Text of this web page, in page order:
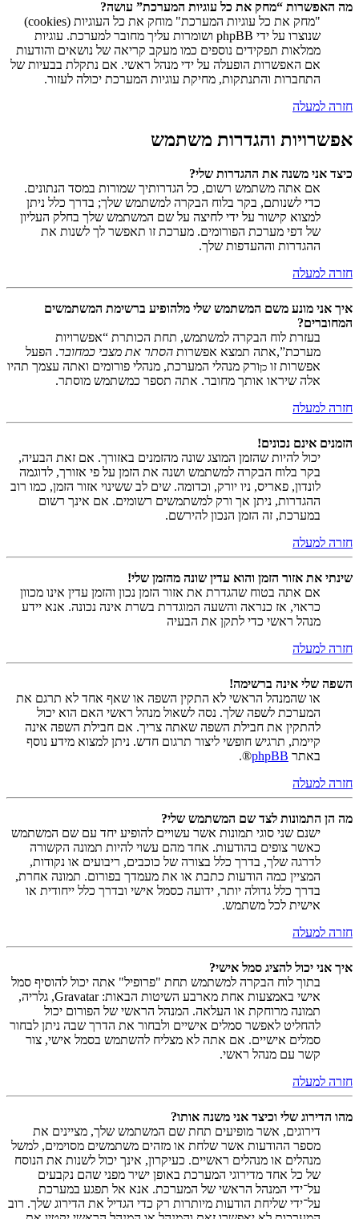
מה האפשרות “מחק את כל עוגיות המערכת” עושה?
"מחק את כל עוגיות המערכת" מוחק את כל העוגיות (cookies)
שנוצרו על ידי phpBB ושומרות עליך מחובר למערכת. עוגיות
ממלאות תפקידים נוספים כמו מעקב קריאה של נושאים והודעות
אם האפשרות הופעלה על ידי מנהל ראשי. אם נתקלת בבעיות של
התחברות והתנתקות, מחיקת עוגיות המערכת יכולה לעזור.
חזרה למעלה
אפשרויות והגדרות משתמש
כיצד אני משנה את ההגדרות שלי?
אם אתה משתמש רשום, כל הגדרותיך שמורות במסד הנתונים.
כדי לשנותם, בקר בלוח הבקרה למשתמש שלך; בדרך כלל ניתן
למצוא קישור על ידי לחיצה על שם המשתמש שלך בחלק העליון
של דפי מערכת הפורומים. מערכת זו תאפשר לך לשנות את
ההגדרות וההעדפות שלך.
חזרה למעלה
איך אני מונע משם המשתמש שלי מלהופיע ברשימת המשתמשים
המחוברים?
בעזרת לוח הבקרה למשתמש, תחת הכותרת “אפשרויות
מערכת”,אתה תמצא אפשרות הסתר את מצבי כמחובר. הפעל
אפשרות זו כןורק מנהלי המערכת, מנהלי פורומים ואתה עצמך תהיו
אלה שיראו אותך מחובר. אתה תספר כמשתמש מוסתר.
חזרה למעלה
הזמנים אינם נכונים!
יכול להיות שהזמן המוצג שונה מהזמנים באזורך. אם זאת הבעיה,
בקר בלוח הבקרה למשתמש ושנה את הזמן על פי אזורך, לדוגמה
לונדון, פאריס, ניו יורק, וכדומה. שים לב ששינוי אזור הזמן, כמו רוב
ההגדרות, ניתן אך ורק למשתמשים רשומים. אם אינך רשום
במערכת, זה הזמן הנכון להירשם.
חזרה למעלה
שינתי את אזור הזמן והוא עדין שונה מהזמן שלי!
אם אתה בטוח שהגדרת את אזור הזמן נכון והזמן עדין אינו מכוון
כראוי, אז כנראה והשעה המוגדרת בשרת אינה נכונה. אנא יידע
מנהל ראשי כדי לתקן את הבעיה
חזרה למעלה
השפה שלי אינה ברשימה!
או שהמנהל הראשי לא התקין השפה או שאף אחד לא תרגם את
המערכת לשפה שלך. נסה לשאול מנהל ראשי האם הוא יכול
להתקין את חבילת השפה שאתה צריך. אם חבילת השפה אינה
קיימת, תרגיש חופשי ליצור תרגום חדש. ניתן למצוא מידע נוסף
באתר phpBB
®.
חזרה למעלה
מה הן התמונות לצד שם המשתמש שלי?
ישנם שני סוגי תמונות אשר עשויים להופיע יחד עם שם המשתמש
כאשר צופים בהודעות. אחד מהם עשוי להיות תמונה הקשורה
לדרגה שלך, בדרך כלל בצורה של כוכבים, ריבועים או נקודות,
המציין כמה הודעות כתבת או את מעמדך בפורום. תמונה אחרת,
בדרך כלל גדולה יותר, ידועה כסמל אישי ובדרך כלל ייחודית או
אישית לכל משתמש.
חזרה למעלה
איך אני יכול להציג סמל אישי?
בתוך לוח הבקרה למשתמש תחת "פרופיל" אתה יכול להוסיף סמל
אישי באמצעות אחת מארבע השיטות הבאות: Gravatar, גלריה,
תמונה מרוחקת או העלאה. המנהל הראשי של הפורום יכול
להחליט לאפשר סמלים אישיים ולבחור את הדרך שבה ניתן לבחור
סמלים אישיים. אם אתה לא מצליח להשתמש בסמל אישי, צור
קשר עם מנהל ראשי.
חזרה למעלה
מהו הדירוג שלי וכיצד אני משנה אותו?
דירוגים, אשר מופיעים תחת שם המשתמש שלך, מציינים את
מספר ההודעות אשר שלחת או מזהים משתמשים מסוימים, למשל
מנהלים או מנהלים ראשיים. כעיקרון, אינך יכול לשנות את הנוסח
של כל אחד מדירוגי המערכת באופן ישיר מפני שהם נקבעים
על־ידי המנהל הראשי של המערכת. אנא אל תפגע במערכת
על־ידי שליחת הודעות מיותרות רק כדי הגדיל את הדירוג שלך. רוב